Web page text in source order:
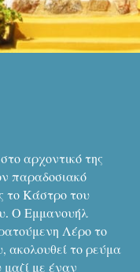
αρχοντικό της
παραδοσιακό
το Κάστρο του
Ο Εμμανουήλ
Λέρο το
ακολουθεί το ρεύμα
με έναν